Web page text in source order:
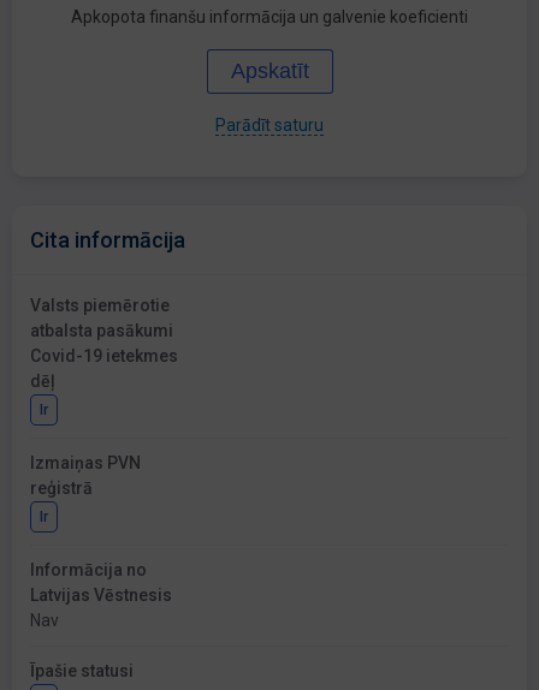
Apkopota finanšu informācija un galvenie koeficienti
Apskatīt
Parādīt saturu
Cita informācija
Valsts piemērotie
atbalsta pasākumi
Covid-19 ietekmes
dēļ
Ir
Izmaiņas PVN
reģistrā
Ir
Informācija no
Latvijas Vēstnesis
Nav
Īpašie statusi